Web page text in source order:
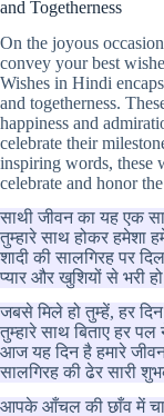
and Togetherness
On the joyous
convey your best
Wishes in Hindi
and togetherness.
happiness and
celebrate their
inspiring words, these
celebrate and honor
साथी जीवन का यह एक
तुम्हारे साथ होकर हमेशा
शादी की सालगिरह पर
प्यार और खुशियों से भरी हो
जबसे मिले हो तुम्हें, हर
तुम्हारे साथ बिताए हर
आज यह दिन है हमारे जीवन
सालगिरह की ढेर सारी
आपके आँचल की छाँव में